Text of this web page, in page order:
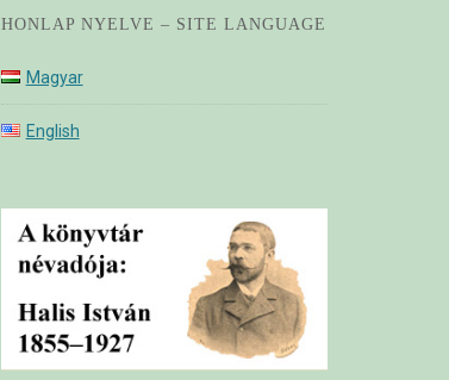
HONLAP NYELVE – SITE LANGUAGE
Magyar
English